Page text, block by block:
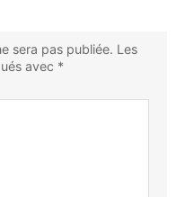
sera pas publiée. Les
avec *